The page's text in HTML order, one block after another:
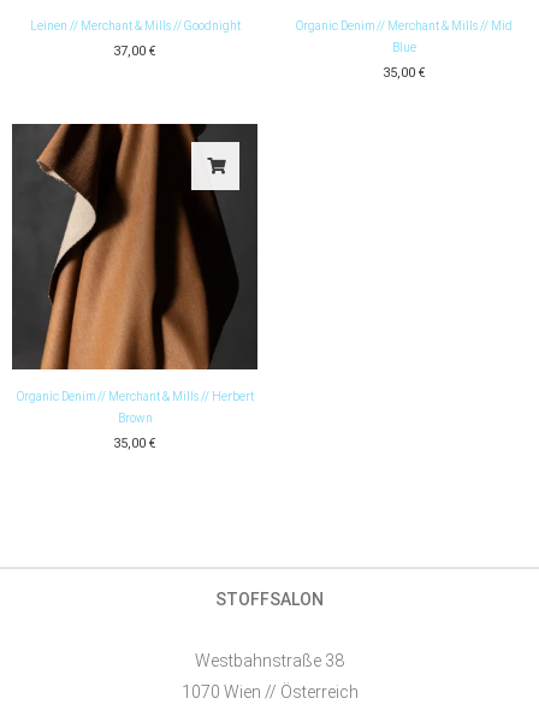
Leinen // Merchant & Mills // Goodnight
37,00 €
Organic Denim // Merchant & Mills // Mid
Blue
35,00 €
Organic Denim // Merchant & Mills // Herbert
Brown
35,00 €
STOFFSALON
Westbahnstraße 38
1070 Wien // Österreich